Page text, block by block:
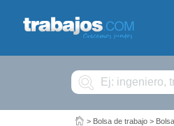
Buscar
> Bolsa de trabajo >